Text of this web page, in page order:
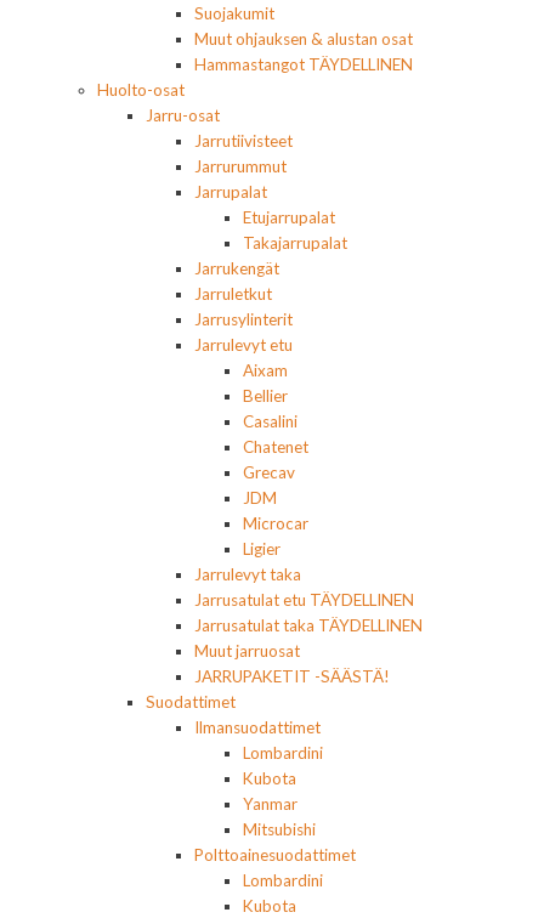
Suojakumit
Muut ohjauksen & alustan osat
Hammastangot TÄYDELLINEN
Huolto-osat
Jarru-osat
Jarrutiivisteet
Jarrurummut
Jarrupalat
Etujarrupalat
Takajarrupalat
Jarrukengät
Jarruletkut
Jarrusylinterit
Jarrulevyt etu
Aixam
Bellier
Casalini
Chatenet
Grecav
JDM
Microcar
Ligier
Jarrulevyt taka
Jarrusatulat etu TÄYDELLINEN
Jarrusatulat taka TÄYDELLINEN
Muut jarruosat
JARRUPAKETIT -SÄÄSTÄ!
Suodattimet
Ilmansuodattimet
Lombardini
Kubota
Yanmar
Mitsubishi
Polttoainesuodattimet
Lombardini
Kubota